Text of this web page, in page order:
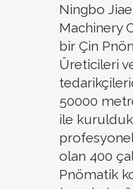
Ningbo
Machinery
bir Çin
Üreticileri
50000
ile
olan 400
Pnömatik